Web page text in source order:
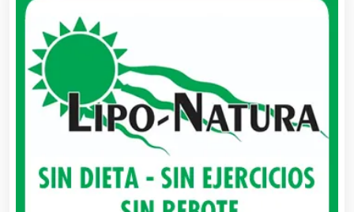
Artículos Importados
Artículos para el Hogar
Artículos para Regalos
Artículos Personales